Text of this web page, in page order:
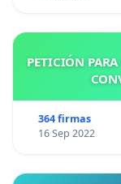
PETICIÓN
364 firmas
16 Sep 2022